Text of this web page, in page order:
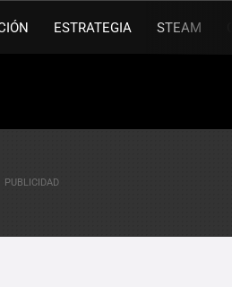
ESTRATEGIA STEAM